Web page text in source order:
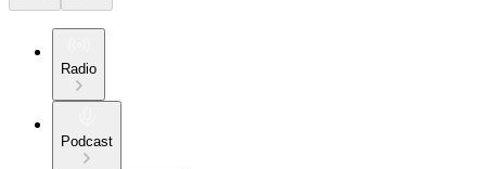
Radio
Podcast